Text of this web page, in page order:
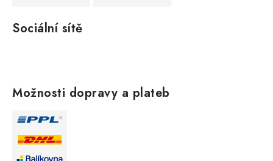
Sociální sítě
Možnosti dopravy a plateb